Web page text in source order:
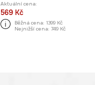
Aktuální cena:
569 Kč
Běžná cena: 1399 Kč
Nejnižší cena: 749 Kč